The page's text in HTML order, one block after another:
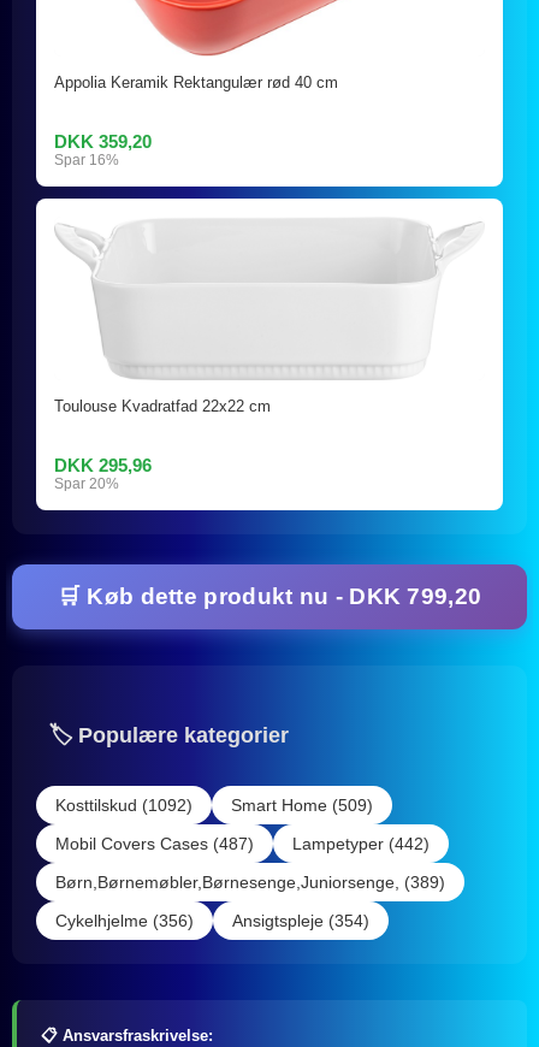
Appolia Keramik Rektangulær rød 40 cm
DKK 359,20
Spar 16%
Toulouse Kvadratfad 22x22 cm
DKK 295,96
Spar 20%
🛒 Køb dette produkt nu - DKK 799,20
🏷️ Populære kategorier
Kosttilskud (1092)
Smart Home (509)
Mobil Covers Cases (487)
Lampetyper (442)
Børn,Børnemøbler,Børnesenge,Juniorsenge, (389)
Cykelhjelme (356)
Ansigtspleje (354)
📋 Ansvarsfraskrivelse: